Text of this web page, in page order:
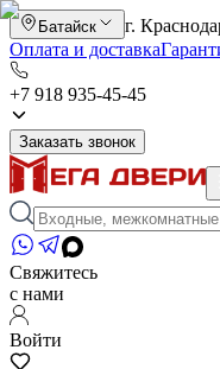
Батайск
г.
Оплата и доставка
+7 918 935-45-45
Заказать звонок
Свяжитесь
с нами
Войти